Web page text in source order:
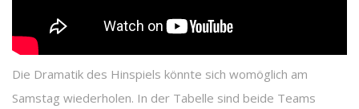
Die Dramatik des Hinspiels könnte sich womöglich am
Samstag wiederholen. In der Tabelle sind beide Teams